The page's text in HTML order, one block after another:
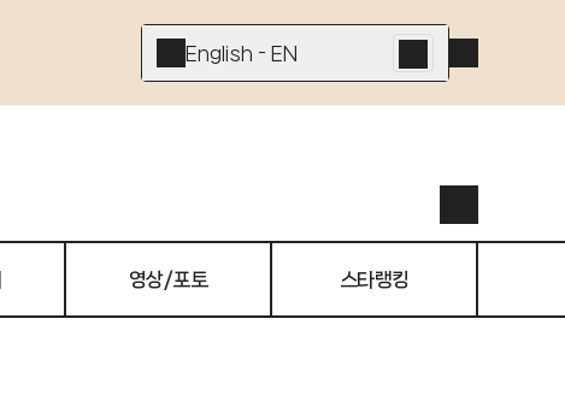
English - EN
영상/포토 스타랭킹